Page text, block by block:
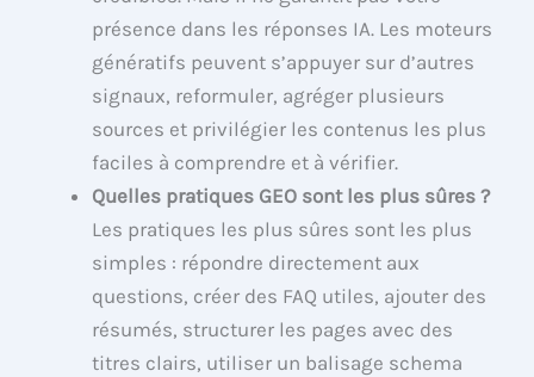
présence dans les réponses IA. Les moteurs
génératifs peuvent s’appuyer sur d’autres
signaux, reformuler, agréger plusieurs
sources et privilégier les contenus les plus
faciles à comprendre et à vérifier.
Quelles pratiques GEO sont les plus sûres ?
Les pratiques les plus sûres sont les plus
simples : répondre directement aux
questions, créer des FAQ utiles, ajouter des
résumés, structurer les pages avec des
titres clairs, utiliser un balisage schema